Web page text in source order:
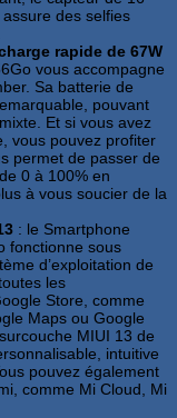
des selfies
rapide de 67W
vous accompagne
Sa batterie de
pouvant
Et si vous avez
vous pouvez profiter
permet de passer de
0 à 100% en
à vous soucier de la
: le Smartphone
fonctionne sous
d’exploitation de
les
Store, comme
Maps ou Google
MIUI 13 de
intuitive
pouvez également
comme Mi Cloud, Mi